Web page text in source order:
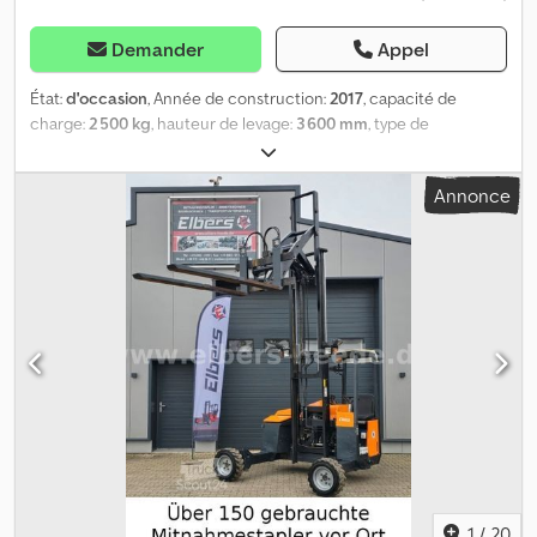
Demander Appel
État:d'occasion, Année de construction:2017, capacité de
charge:2 500 kg, hauteur de levage: 3 600 mm, type de
, type d'engrenage:
protecteur de tête, Description du véhicule : Numéro interne :
813 Modèle : Terberg, Kinglifter TKL-MC-3x3-4 côtés Dcjdev
Thmgjpfx Anzok - Année de fabrication : 2017 - Chariot élévateur
multidirectionnel quatre voies - Capacité de levage : 2,5 t -
Hauteur de levage : 3,6 m - Transmission intégrale - Pieds de
support hydrauliques - Déplacement latéral hydraulique -
Réglage hydraulique des fourches - Pieds télescopiques (type
jambe repliable) - Fourches télescopiques hydrauliques longues
FEM3 RE4-35 1600-1200 - Supports de charge - Éclairage LED -
Pneus à air arrière 27x10-12, avant 23x8.50-12 - Moteur Yanmar 3
cylindres - Contrôle UVV, neuf sur demande Plus de 150 chariots
embarqués d’occasion disponibles sur place. Nous pouvons
configurer individuellement le chariot adapté à vos besoins. Sous
réserve d’erreurs de saisie, de vente intermédiaire et d’erreurs.
Financement possible Livraison possible dans toute l’Europe
Annonce